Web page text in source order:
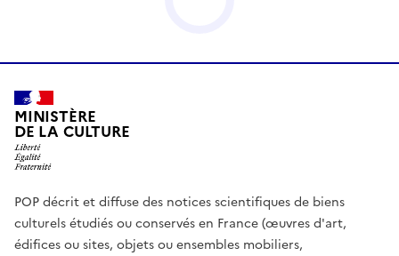
MINISTÈRE
DE LA CULTURE
POP décrit et diffuse des notices scientifiques de biens
culturels étudiés ou conservés en France (œuvres d'art,
édifices ou sites, objets ou ensembles mobiliers,